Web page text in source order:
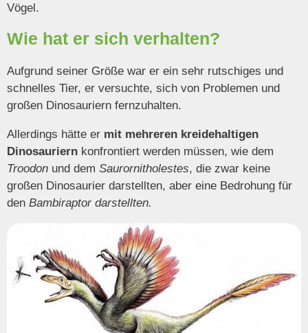
Vögel.
Wie hat er sich verhalten?
Aufgrund seiner Größe war er ein sehr rutschiges und
schnelles Tier, er versuchte, sich von Problemen und
großen Dinosauriern fernzuhalten.
Allerdings hätte er mit mehreren kreidehaltigen
Dinosauriern konfrontiert werden müssen, wie dem
Troodon und dem Saurornitholestes, die zwar keine
großen Dinosaurier darstellten, aber eine Bedrohung für
den Bambiraptor darstellten.